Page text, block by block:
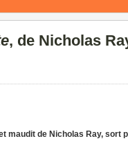
, de Nicholas
maudit de Nicholas Ray, sort